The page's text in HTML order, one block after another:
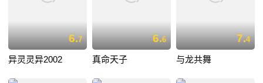
6.7
异灵灵异2002
6.6
真命天子
7.4
与龙共舞